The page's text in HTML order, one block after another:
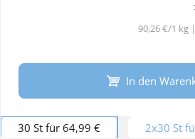
Tierbedarf
90,26 €/1 kg
In den
30 St für 64,99 € 2x30 St